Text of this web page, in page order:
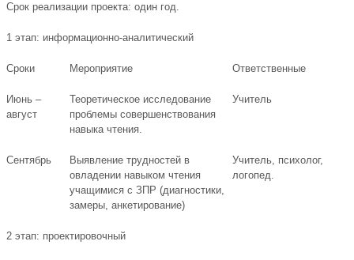
Срок реализации проекта: один год.
1 этап: информационно-аналитический
Сроки Мероприятие Ответственные
Июнь –
август
Теоретическое исследование
проблемы совершенствования
навыка чтения.
Учитель
Сентябрь
Выявление трудностей в
овладении навыком чтения
учащимися с ЗПР (диагностики,
замеры, анкетирование)
Учитель, психолог,
логопед.
2 этап: проектировочный